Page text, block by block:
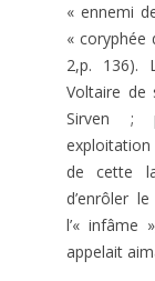
« ennemi
« coryphée
2,p. 136).
Voltaire de
Sirven ;
de cette
d’enrôler
l’« infâme
appelait